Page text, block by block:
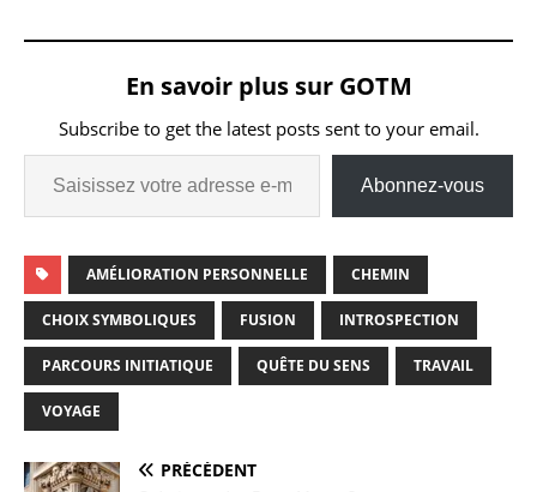
En savoir plus sur GOTM
Subscribe to get the latest posts sent to your email.
Abonnez-vous
AMÉLIORATION PERSONNELLE CHEMIN
CHOIX SYMBOLIQUES FUSION INTROSPECTION
PARCOURS INITIATIQUE QUÊTE DU SENS TRAVAIL
VOYAGE
PRÉCÉDENT